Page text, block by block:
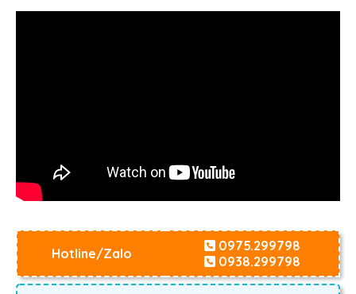
Hotline/Zalo
0975.299798
0938.299798